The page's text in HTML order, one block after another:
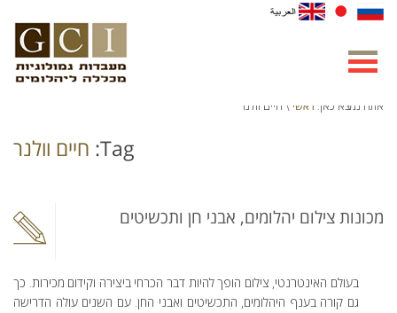
Tag: חיים וולנר
אתה נמצא כאן: ראשי \ חיים וולנר
מכונות צילום יהלומים, אבני חן ותכשיטים
בעולם האינטרנטי, צילום הופך להיות דבר הכרחי ביצירה וקידום מכירות. כך
גם קורה בענף היהלומים, התכשיטים ואבני החן. עם השנים עולה הדרישה